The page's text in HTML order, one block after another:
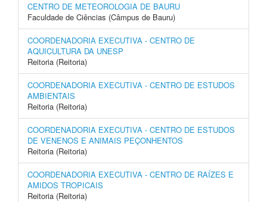
CENTRO DE METEOROLOGIA DE BAURU
Faculdade de Ciências (Câmpus de Bauru)
COORDENADORIA EXECUTIVA - CENTRO DE
AQUICULTURA DA UNESP
Reitoria (Reitoria)
COORDENADORIA EXECUTIVA - CENTRO DE ESTUDOS
AMBIENTAIS
Reitoria (Reitoria)
COORDENADORIA EXECUTIVA - CENTRO DE ESTUDOS
DE VENENOS E ANIMAIS PEÇONHENTOS
Reitoria (Reitoria)
COORDENADORIA EXECUTIVA - CENTRO DE RAÍZES E
AMIDOS TROPICAIS
Reitoria (Reitoria)